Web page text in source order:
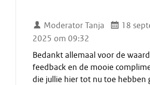
Moderator Tanja
18
2025 om 09:32
Bedankt allemaal voor de
feedback en de mooie
die jullie hier tot nu toe hebben